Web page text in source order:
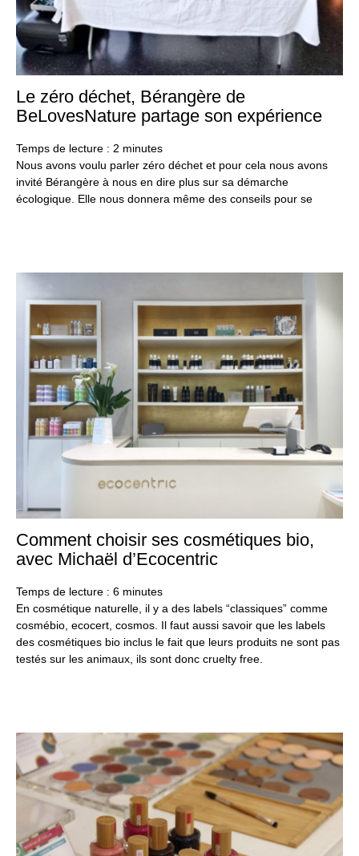
Le zéro déchet, Bérangère de
BeLovesNature partage son expérience
Temps de lecture : 2 minutes
Nous avons voulu parler zéro déchet et pour cela nous avons
invité Bérangère à nous en dire plus sur sa démarche
écologique. Elle nous donnera même des conseils pour se
Comment choisir ses cosmétiques bio,
avec Michaël d’Ecocentric
Temps de lecture : 6 minutes
En cosmétique naturelle, il y a des labels “classiques” comme
cosmébio, ecocert, cosmos. Il faut aussi savoir que les labels
des cosmétiques bio inclus le fait que leurs produits ne sont pas
testés sur les animaux, ils sont donc cruelty free.